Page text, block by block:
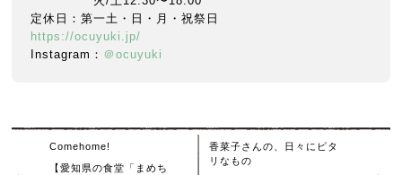
定休日：第一土・日・月・祝祭日
https://ocuyuki.jp/
Instagram： ＠ocuyuki
Comehome!
【愛知県の食堂「まめち
香菜子さんの、日々にピタ
リなもの